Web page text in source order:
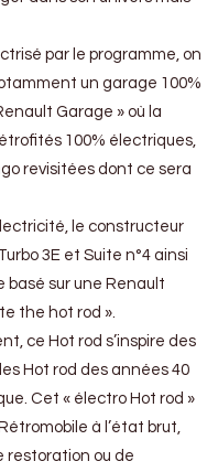
par le programme, on
un garage 100%
Garage » où la
100% électriques,
revisitées dont ce sera
le constructeur
3E et Suite n°4 ainsi
basé sur une Renault
the hot rod ».
ce Hot rod s’inspire des
Hot rod des années 40
Cet « électro Hot rod »
à l’état brut,
restoration ou de